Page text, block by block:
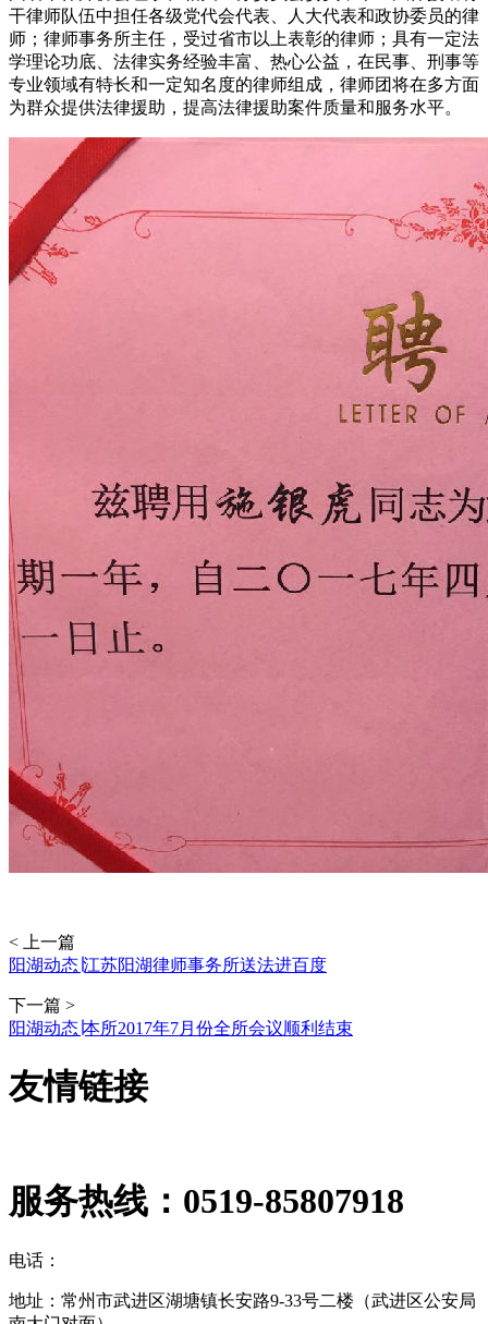
干律师队伍中担任各级党代会代表、人大代表和政协委员的律
师；律师事务所主任，受过省市以上表彰的律师；具有一定法
学理论功底、法律实务经验丰富、热心公益，在民事、刑事等
专业领域有特长和一定知名度的律师组成，律师团将在多方面
为群众提供法律援助，提高法律援助案件质量和服务水平。
< 上一篇
阳湖动态∣江苏阳湖律师事务所送法进百度
下一篇 >
阳湖动态∣本所2017年7月份全所会议顺利结束
友情链接
服务热线： 0519-85807918
电话：
地址：常州市武进区湖塘镇长安路9-33号二楼（武进区公安局